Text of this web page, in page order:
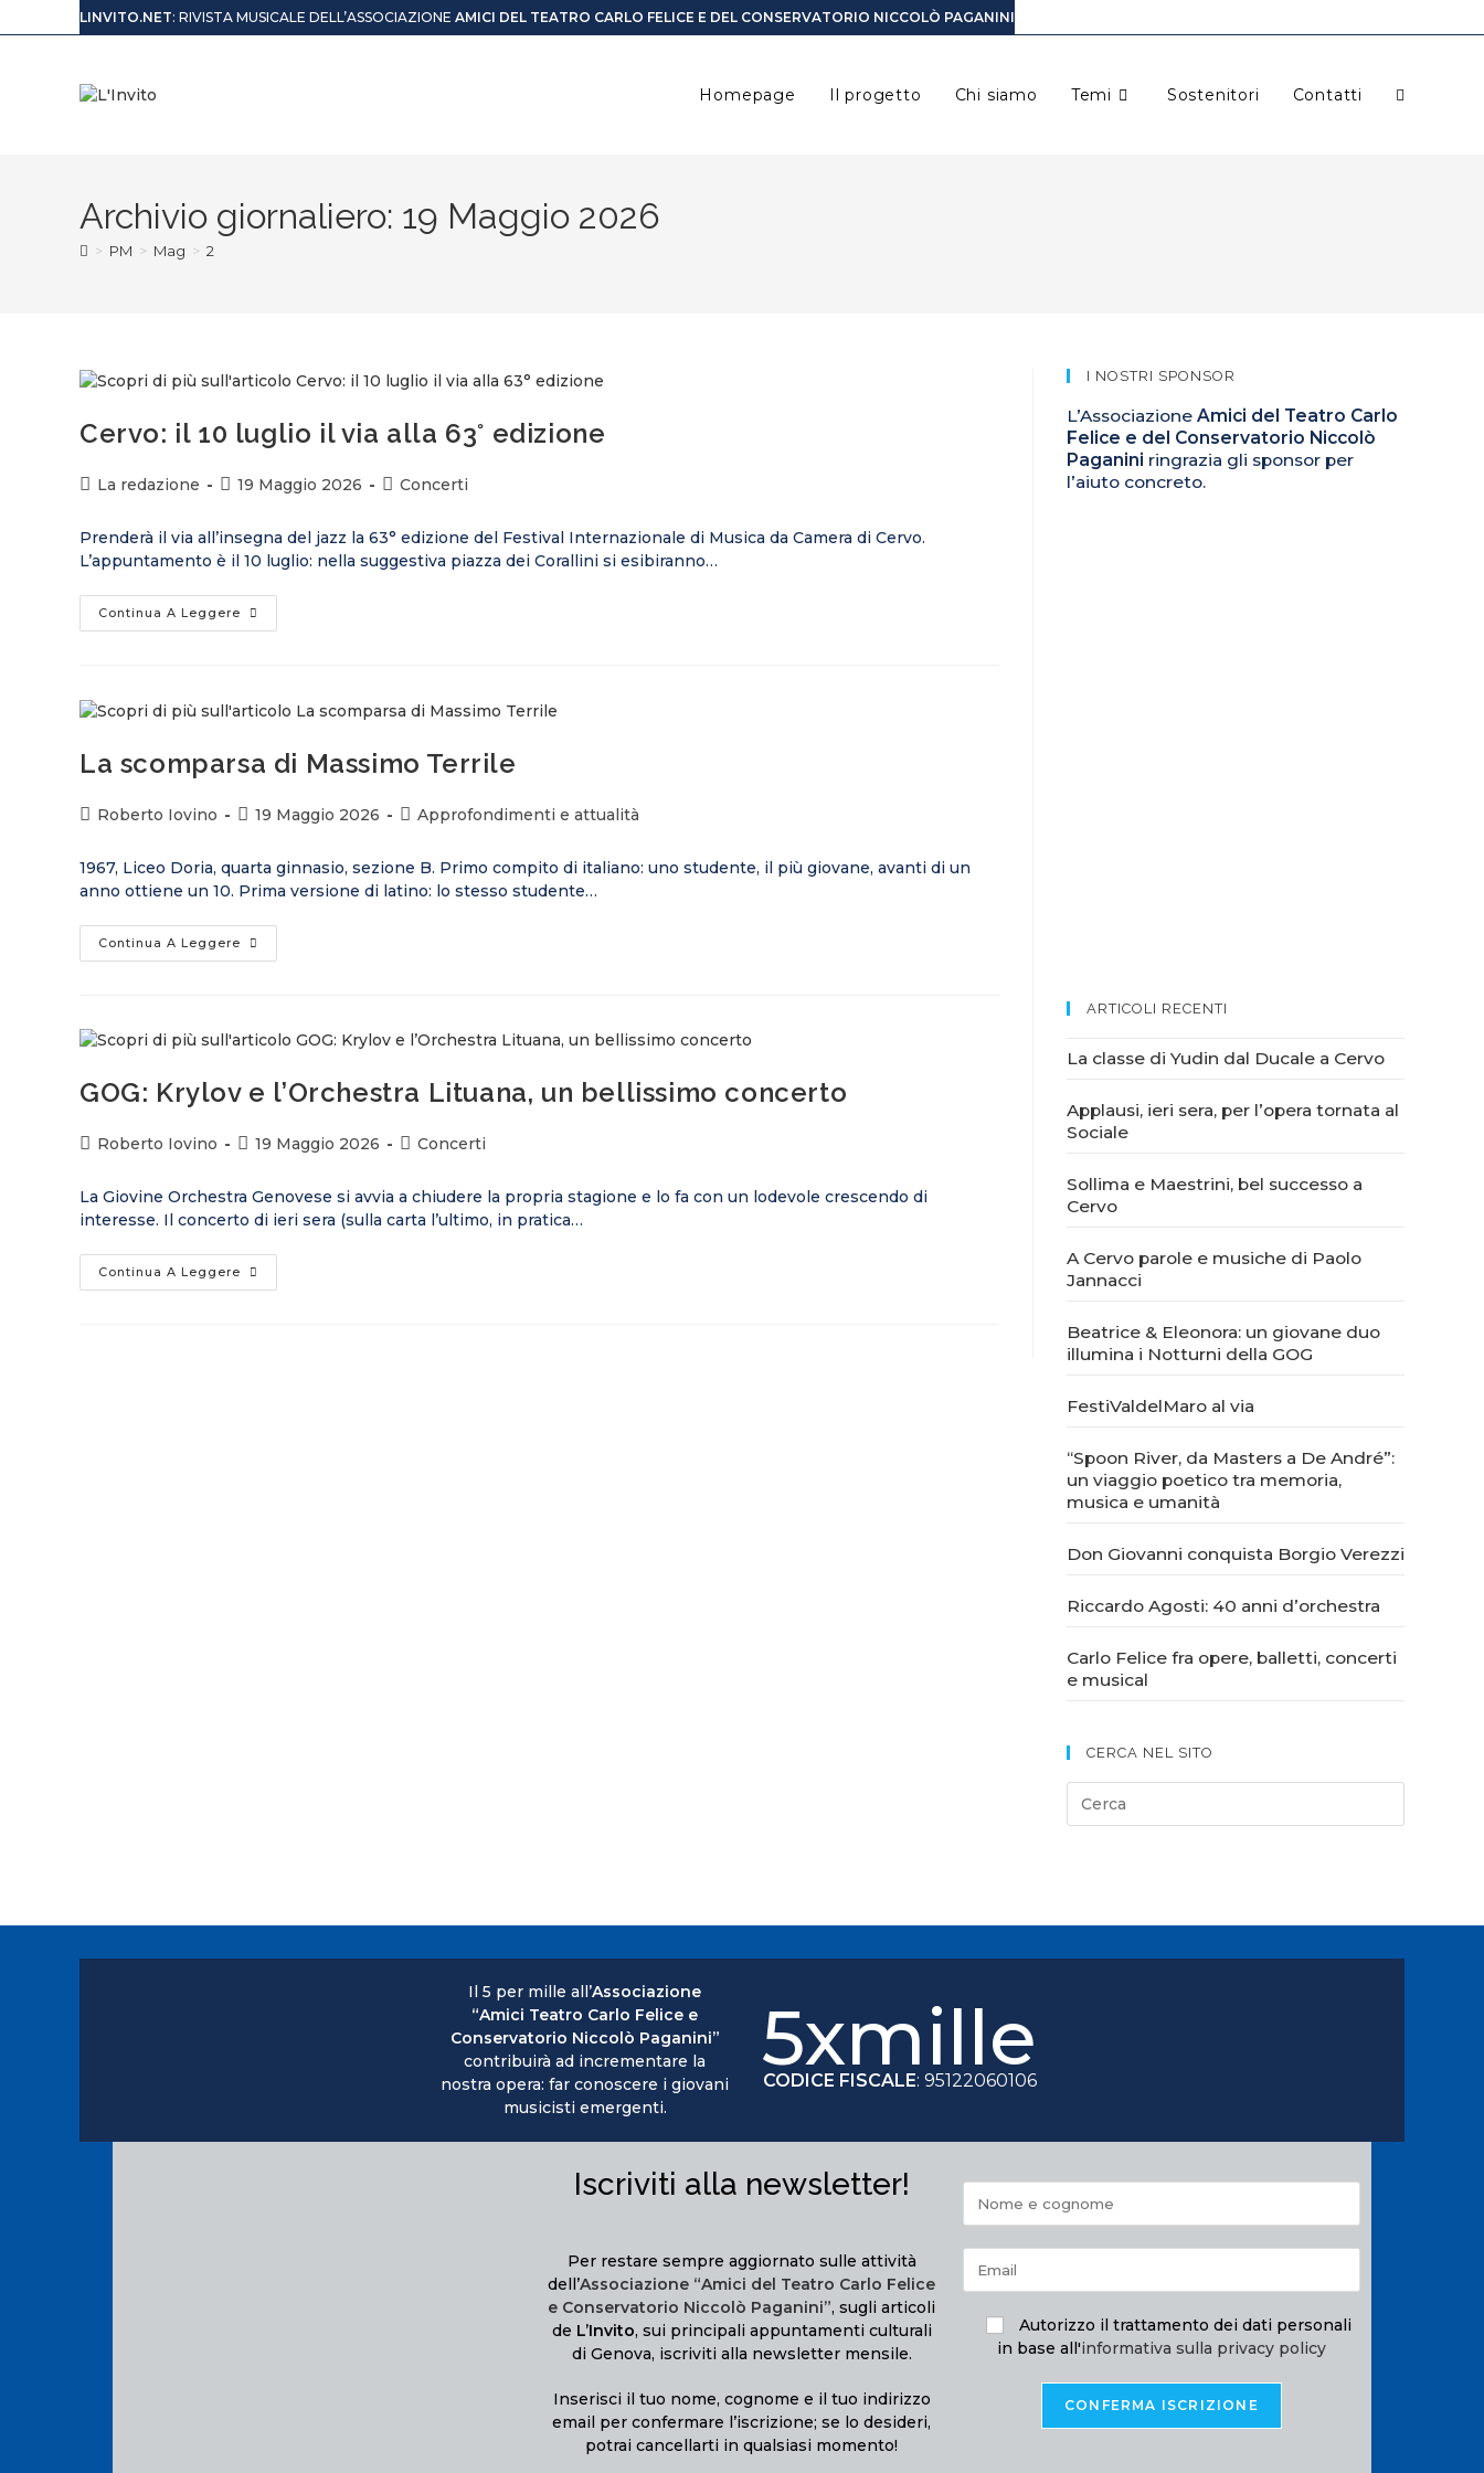
LINVITO.NET: RIVISTA MUSICALE DELL’ASSOCIAZIONE AMICI DEL TEATRO CARLO FELICE E DEL CONSERVATORIO NICCOLÒ PAGANINI
Homepage Il progetto Chi siamo Temi Sostenitori Contatti
Archivio giornaliero: 19 Maggio 2026
> PM > Mag > 2
Cervo: il 10 luglio il via alla 63° edizione
La redazione 19 Maggio 2026 Concerti
Prenderà il via all’insegna del jazz la 63° edizione del Festival Internazionale di Musica da Camera di Cervo.
L’appuntamento è il 10 luglio: nella suggestiva piazza dei Corallini si esibiranno…
Continua A Leggere
La scomparsa di Massimo Terrile
Roberto Iovino 19 Maggio 2026 Approfondimenti e attualità
1967, Liceo Doria, quarta ginnasio, sezione B. Primo compito di italiano: uno studente, il più giovane, avanti di un
anno ottiene un 10. Prima versione di latino: lo stesso studente…
Continua A Leggere
GOG: Krylov e l’Orchestra Lituana, un bellissimo concerto
Roberto Iovino 19 Maggio 2026 Concerti
La Giovine Orchestra Genovese si avvia a chiudere la propria stagione e lo fa con un lodevole crescendo di
interesse. Il concerto di ieri sera (sulla carta l’ultimo, in pratica…
Continua A Leggere
I NOSTRI SPONSOR
L’Associazione Amici del Teatro Carlo
Felice e del Conservatorio Niccolò
Paganini ringrazia gli sponsor per
l’aiuto concreto.
ARTICOLI RECENTI
La classe di Yudin dal Ducale a Cervo
Applausi, ieri sera, per l’opera tornata al
Sociale
Sollima e Maestrini, bel successo a
Cervo
A Cervo parole e musiche di Paolo
Jannacci
Beatrice & Eleonora: un giovane duo
illumina i Notturni della GOG
FestiValdelMaro al via
“Spoon River, da Masters a De André”:
un viaggio poetico tra memoria,
musica e umanità
Don Giovanni conquista Borgio Verezzi
Riccardo Agosti: 40 anni d’orchestra
Carlo Felice fra opere, balletti, concerti
e musical
CERCA NEL SITO
Il 5 per mille all’Associazione
“Amici Teatro Carlo Felice e
Conservatorio Niccolò Paganini”
contribuirà ad incrementare la
nostra opera: far conoscere i giovani
musicisti emergenti.
5xmille
CODICE FISCALE: 95122060106
Iscriviti alla newsletter!
Per restare sempre aggiornato sulle attività
dell’Associazione “Amici del Teatro Carlo Felice
e Conservatorio Niccolò Paganini”, sugli articoli
de L’Invito, sui principali appuntamenti culturali
di Genova, iscriviti alla newsletter mensile.
Inserisci il tuo nome, cognome e il tuo indirizzo
email per confermare l’iscrizione; se lo desideri,
potrai cancellarti in qualsiasi momento!
Autorizzo il trattamento dei dati personali
in base all'informativa sulla privacy policy